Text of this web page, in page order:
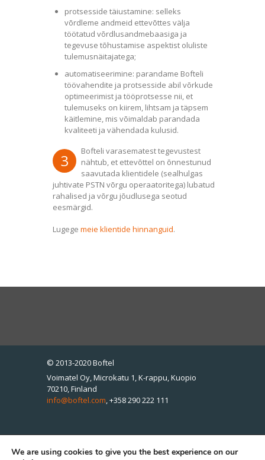
protsesside täiustamine: selleks
võrdleme andmeid ettevõttes välja
töötatud võrdlusandmebaasiga ja
tegevuse tõhustamise aspektist oluliste
tulemusnäitajatega;
automatiseerimine: parandame Bofteli
töövahendite ja protsesside abil võrkude
optimeerimist ja tööprotsesse nii, et
tulemuseks on kiirem, lihtsam ja täpsem
käitlemine, mis võimaldab parandada
kvaliteeti ja vähendada kulusid.
3
Bofteli varasematest tegevustest
nähtub, et ettevõttel on õnnestunud
saavutada klientidele (sealhulgas
juhtivate PSTN võrgu operaatoritega) lubatud
rahalised ja võrgu jõudlusega seotud
eesmärgid.
Lugege meie klientide hinnanguid.
© 2013-2020 Boftel
Voimatel Oy, Microkatu 1, K-rappu, Kuopio
70210, Finland
info@boftel.com +358 290 222 111
We are using cookies to give you the best experience on our